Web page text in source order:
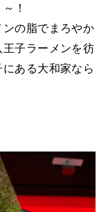
！
の脂でまろやか
子ラーメンを彷
ある大和家なら